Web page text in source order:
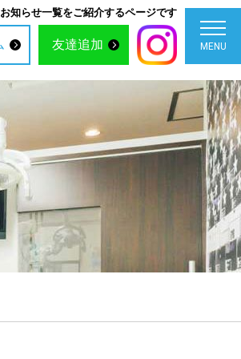
知らせ一覧をご紹介するページです
友達追加 MENU